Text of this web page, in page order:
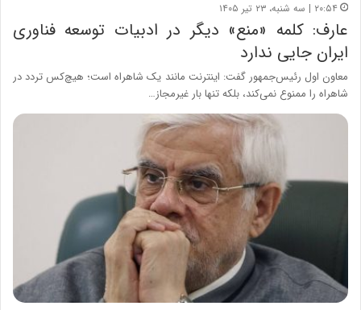
۲۰:۵۴ | سه شنبه، ۲۳ تیر ۱۴۰۵
عارف: کلمه «منع» دیگر در ادبیات توسعه فناوری
ایران جایی ندارد
معاون اول رئیس‌جمهور گفت: اینترنت مانند یک شاهراه است؛ هیچ‌کس تردد در
شاهراه را ممنوع نمی‌کند، بلکه تنها بار غیرمجاز…